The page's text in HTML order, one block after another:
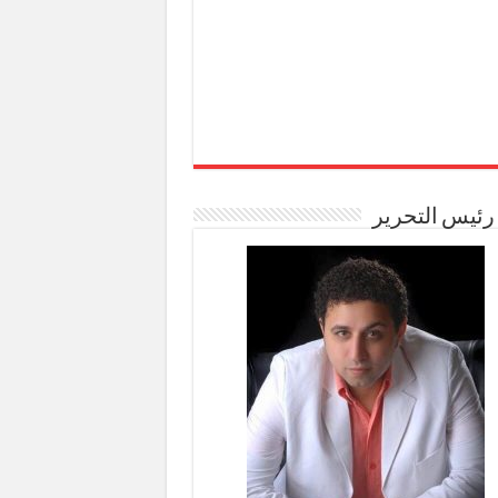
رئيس التحرير